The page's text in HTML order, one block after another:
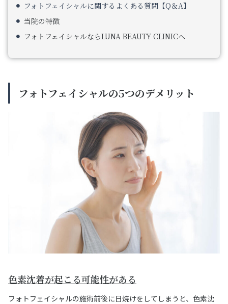
フォトフェイシャルに関するよくある質問【Q＆A】
当院の特徴
フォトフェイシャルならLUNA BEAUTY CLINICへ
フォトフェイシャルの5つのデメリット
色素沈着が起こる可能性がある
フォトフェイシャルの施術前後に日焼けをしてしまうと、色素沈